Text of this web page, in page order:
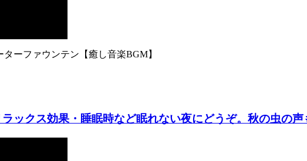
ーファウンテン【癒し音楽BGM】
ックス効果・睡眠時など眠れない夜にどうぞ。秋の虫の声